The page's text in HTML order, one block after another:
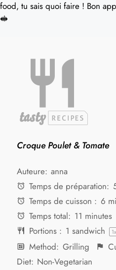
food, tu sais quoi faire ! Bon
🥪
Croque Poulet & Tomate
Auteure: anna
Temps de préparation:
Temps de cuisson : 6
Temps total: 11 minutes
Portions : 1 sandwich 1x
Method: Grilling
Diet: Non-Vegetarian